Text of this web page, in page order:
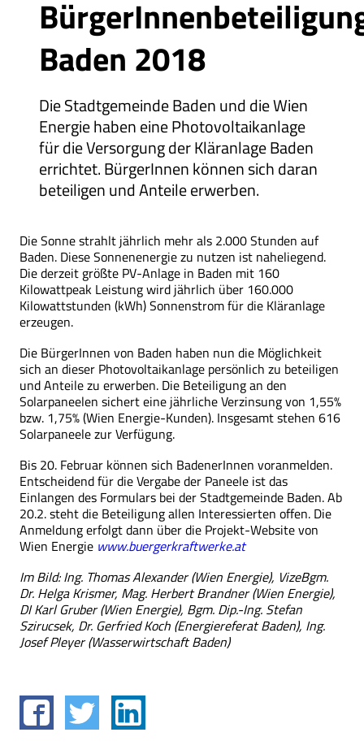
Baden 2018
Die Stadtgemeinde Baden und die Wien
Energie haben eine Photo­voltaik­anlage
für die Ver­sorgung der Klär­anlage Baden
errichtet. BürgerInnen können sich daran
beteiligen und Anteile erwerben.
Die Sonne strahlt jährlich mehr als 2.000 Stunden auf
Baden. Diese Sonnenenergie zu nutzen ist naheliegend.
Die derzeit größte PV-Anlage in Baden mit 160
Kilowattpeak Leistung wird jährlich über 160.000
Kilowattstunden (kWh) Sonnenstrom für die Kläranlage
erzeugen.
Die BürgerInnen von Baden haben nun die Möglichkeit
sich an dieser Photovoltaikanlage persönlich zu beteiligen
und Anteile zu erwerben. Die Beteiligung an den
Solarpaneelen sichert eine jährliche Verzinsung von 1,55%
bzw. 1,75% (Wien Energie-Kunden). Insgesamt stehen 616
Solarpaneele zur Verfügung.
Bis 20. Februar können sich BadenerInnen voranmelden.
Entscheidend für die Vergabe der Paneele ist das
Einlangen des Formulars bei der Stadtgemeinde Baden. Ab
20.2. steht die Beteiligung allen Interessierten offen. Die
Anmeldung erfolgt dann über die Projekt-Website von
Wien Energie www.buergerkraftwerke.at
Im Bild: Ing. Thomas Alexander (Wien Energie), VizeBgm.
Dr. Helga Krismer, Mag. Herbert Brandner (Wien Energie),
DI Karl Gruber (Wien Energie), Bgm. Dip.-Ing. Stefan
Szirucsek, Dr. Gerfried Koch (Energiereferat Baden), Ing.
Josef Pleyer (Wasserwirtschaft Baden)